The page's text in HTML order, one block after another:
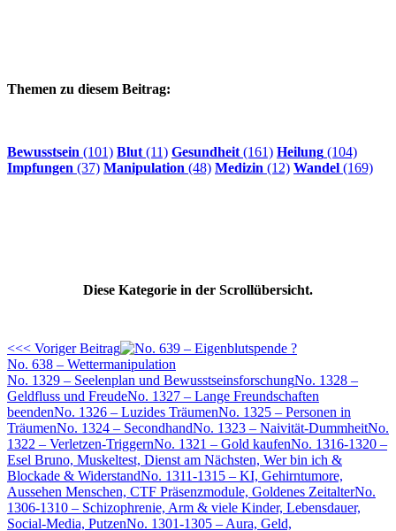
Themen zu diesem Beitrag:
Bewusstsein (101) Blut (11) Gesundheit (161) Heilung (104)
Impfungen (37) Manipulation (48) Medizin (12) Wandel (169)
Diese Kategorie in der Scrollübersicht.
<<< Voriger Beitrag
No. 638 – Wettermanipulation
No. 1329 – Seelenplan und BewusstseinsforschungNo. 1328 –
Geldfluss und FreudeNo. 1327 – Lange Freundschaften
beendenNo. 1326 – Luzides TräumenNo. 1325 – Personen in
TräumenNo. 1324 – SecondhandNo. 1323 – Naivität-DummheitNo.
1322 – Verletzen-TriggernNo. 1321 – Gold kaufenNo. 1316-1320 –
Esel Bruno, Muskeltest, Dienst am Nächsten, Wer bin ich &
Blockade & WiderstandNo. 1311-1315 – KI, Gehirntumore,
Aussehen Menschen, CTF Präsenzmodule, Goldenes ZeitalterNo.
1306-1310 – Schizophrenie, Arm & viele Kinder, Lebensdauer,
Social-Media, PutzenNo. 1301-1305 – Aura, Geld,